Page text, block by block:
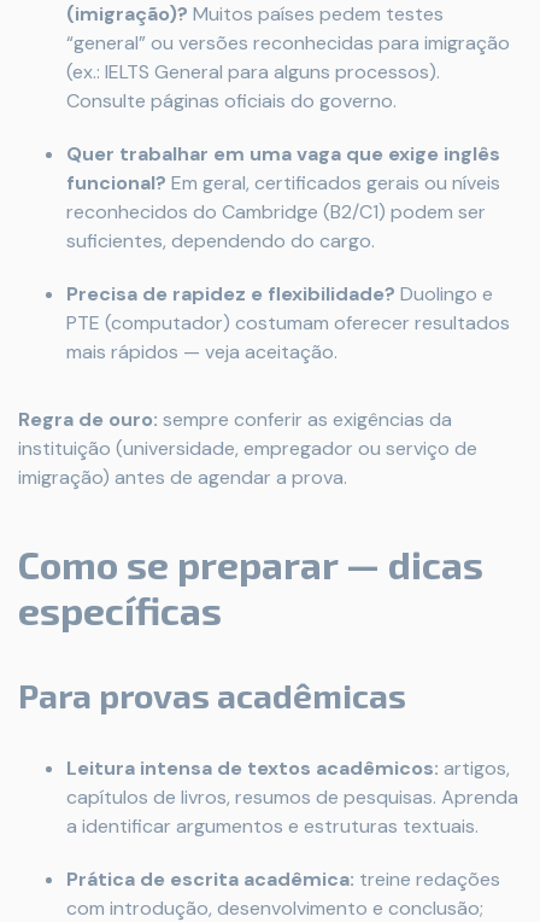
(imigração)? Muitos países pedem testes
“general” ou versões reconhecidas para imigração
(ex.: IELTS General para alguns processos).
Consulte páginas oficiais do governo.
Quer trabalhar em uma vaga que exige inglês
funcional? Em geral, certificados gerais ou níveis
reconhecidos do Cambridge (B2/C1) podem ser
suficientes, dependendo do cargo.
Precisa de rapidez e flexibilidade? Duolingo e
PTE (computador) costumam oferecer resultados
mais rápidos — veja aceitação.
Regra de ouro: sempre conferir as exigências da
instituição (universidade, empregador ou serviço de
imigração) antes de agendar a prova.
Como se preparar — dicas
específicas
Para provas acadêmicas
Leitura intensa de textos acadêmicos: artigos,
capítulos de livros, resumos de pesquisas. Aprenda
a identificar argumentos e estruturas textuais.
Prática de escrita acadêmica: treine redações
com introdução, desenvolvimento e conclusão;